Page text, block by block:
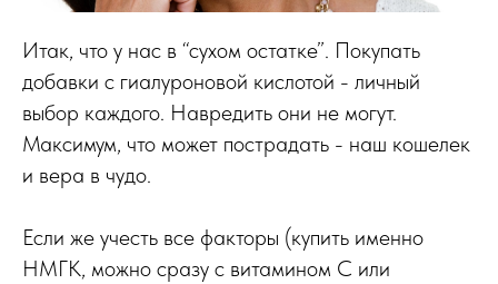
Итак, что у нас в “сухом остатке”. Покупать
добавки с гиалуроновой кислотой - личный
выбор каждого. Навредить они не могут.
Максимум, что может пострадать - наш кошелек
и вера в чудо.
Если же учесть все факторы (купить именно
НМГК, можно сразу с витамином С или